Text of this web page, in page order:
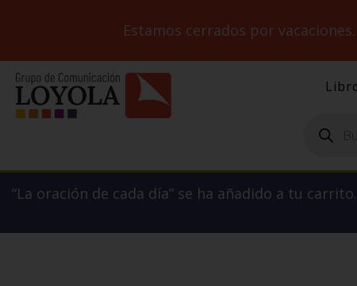
Estamos cerrados por vacaciones.
productos
“La oración de cada día” se ha añadido a tu carrito.